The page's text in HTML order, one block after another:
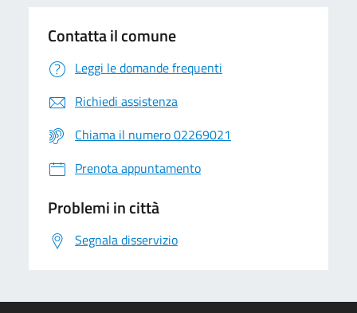
Contatta il comune
Leggi le domande frequenti
Richiedi assistenza
Chiama il numero 02269021
Prenota appuntamento
Problemi in città
Segnala disservizio